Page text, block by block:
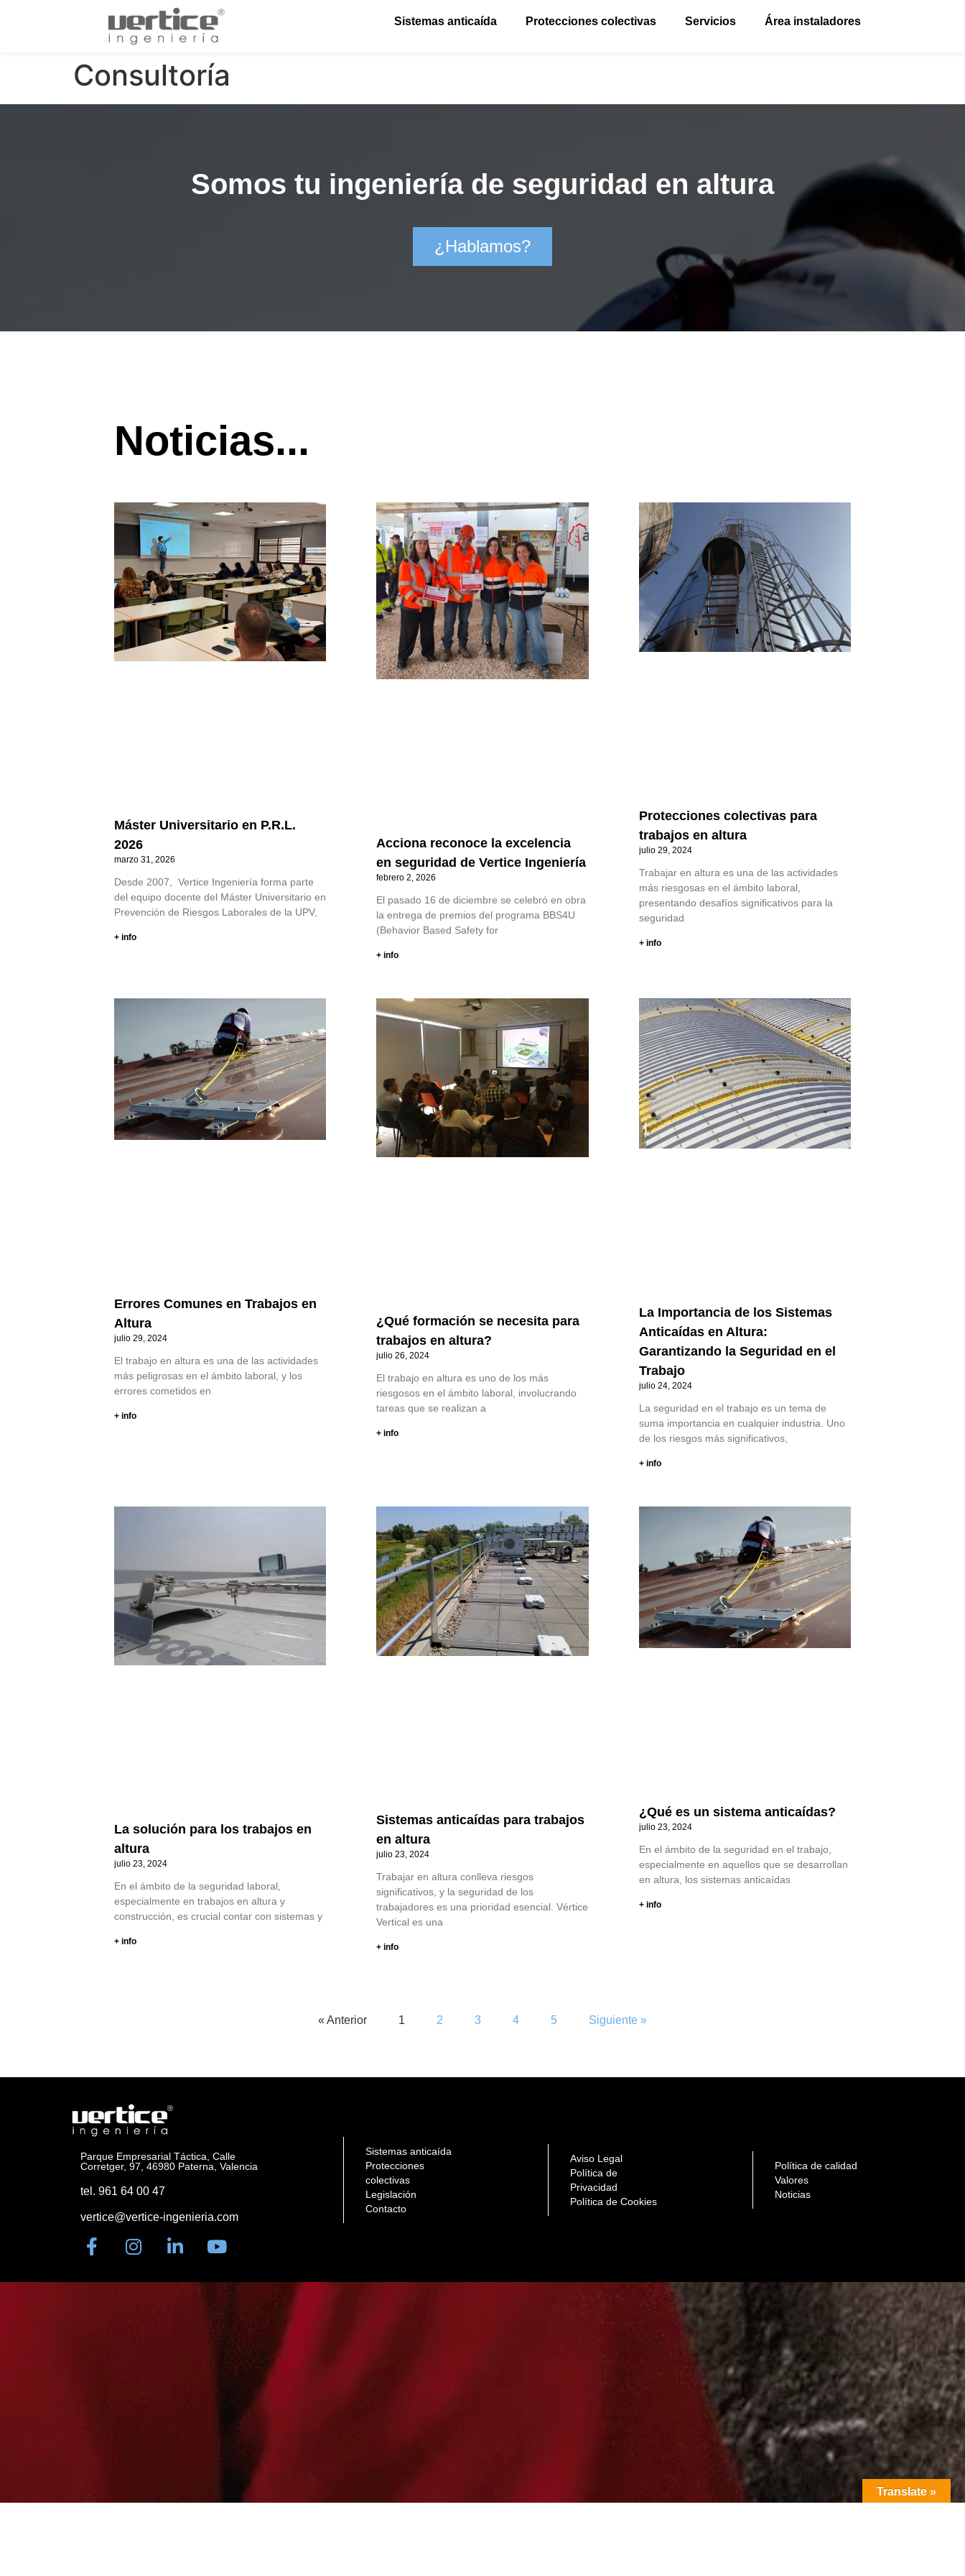
Sistemas anticaída Protecciones colectivas Servicios Área instaladores
Consultoría
Somos tu ingeniería de seguridad en altura
¿Hablamos?
Noticias...
Máster Universitario en P.R.L.
2026
marzo 31, 2026
Desde 2007, Vertice Ingeniería forma parte
del equipo docente del Máster Universitario en
Prevención de Riesgos Laborales de la UPV,
+ info
Acciona reconoce la excelencia
en seguridad de Vertice Ingeniería
febrero 2, 2026
El pasado 16 de diciembre se celebró en obra
la entrega de premios del programa BBS4U
(Behavior Based Safety for
+ info
Protecciones colectivas para
trabajos en altura
julio 29, 2024
Trabajar en altura es una de las actividades
más riesgosas en el ámbito laboral,
presentando desafíos significativos para la
seguridad
+ info
Errores Comunes en Trabajos en
Altura
julio 29, 2024
El trabajo en altura es una de las actividades
más peligrosas en el ámbito laboral, y los
errores cometidos en
+ info
¿Qué formación se necesita para
trabajos en altura?
julio 26, 2024
El trabajo en altura es uno de los más
riesgosos en el ámbito laboral, involucrando
tareas que se realizan a
+ info
La Importancia de los Sistemas
Anticaídas en Altura:
Garantizando la Seguridad en el
Trabajo
julio 24, 2024
La seguridad en el trabajo es un tema de
suma importancia en cualquier industria. Uno
de los riesgos más significativos,
+ info
La solución para los trabajos en
altura
julio 23, 2024
En el ámbito de la seguridad laboral,
especialmente en trabajos en altura y
construcción, es crucial contar con sistemas y
+ info
Sistemas anticaídas para trabajos
en altura
julio 23, 2024
Trabajar en altura conlleva riesgos
significativos, y la seguridad de los
trabajadores es una prioridad esencial. Vértice
Vertical es una
+ info
¿Qué es un sistema anticaídas?
julio 23, 2024
En el ámbito de la seguridad en el trabajo,
especialmente en aquellos que se desarrollan
en altura, los sistemas anticaídas
+ info
« Anterior 1 2 3 4 5 Siguiente »
Parque Empresarial Táctica, Calle
Corretger, 97, 46980 Paterna, Valencia
tel. 961 64 00 47
vertice@vertice-ingenieria.com
Sistemas anticaída
Protecciones
colectivas
Legislación
Contacto
Aviso Legal
Política de
Privacidad
Política de Cookies
Política de calidad
Valores
Noticias
Translate »